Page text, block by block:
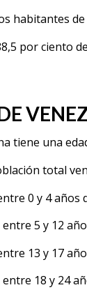
habitantes
por ciento
tiene una
total
0 y 4 años
5 y 12
13 y 17
18 y 24